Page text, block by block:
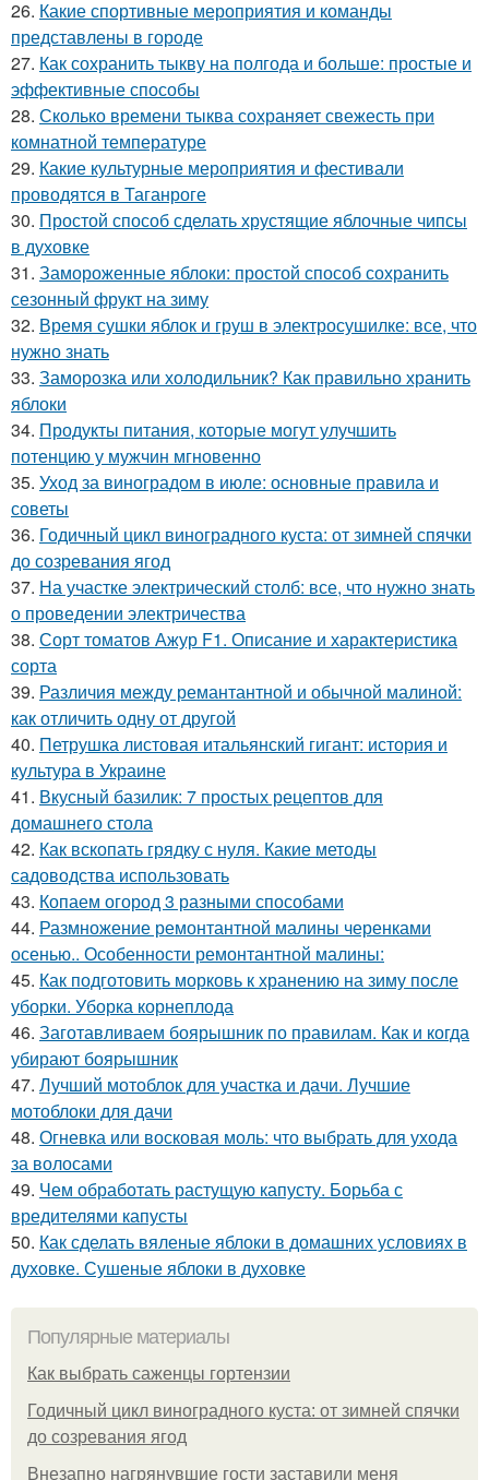
26. Какие спортивные мероприятия и команды
представлены в городе
27. Как сохранить тыкву на полгода и больше: простые и
эффективные способы
28. Сколько времени тыква сохраняет свежесть при
комнатной температуре
29. Какие культурные мероприятия и фестивали
проводятся в Таганроге
30. Простой способ сделать хрустящие яблочные чипсы
в духовке
31. Замороженные яблоки: простой способ сохранить
сезонный фрукт на зиму
32. Время сушки яблок и груш в электросушилке: все, что
нужно знать
33. Заморозка или холодильник? Как правильно хранить
яблоки
34. Продукты питания, которые могут улучшить
потенцию у мужчин мгновенно
35. Уход за виноградом в июле: основные правила и
советы
36. Годичный цикл виноградного куста: от зимней спячки
до созревания ягод
37. На участке электрический столб: все, что нужно знать
о проведении электричества
38. Сорт томатов Ажур F1. Описание и характеристика
сорта
39. Различия между ремантантной и обычной малиной:
как отличить одну от другой
40. Петрушка листовая итальянский гигант: история и
культура в Украине
41. Вкусный базилик: 7 простых рецептов для
домашнего стола
42. Как вскопать грядку с нуля. Какие методы
садоводства использовать
43. Копаем огород 3 разными способами
44. Размножение ремонтантной малины черенками
осенью.. Особенности ремонтантной малины:
45. Как подготовить морковь к хранению на зиму после
уборки. Уборка корнеплода
46. Заготавливаем боярышник по правилам. Как и когда
убирают боярышник
47. Лучший мотоблок для участка и дачи. Лучшие
мотоблоки для дачи
48. Огневка или восковая моль: что выбрать для ухода
за волосами
49. Чем обработать растущую капусту. Борьба с
вредителями капусты
50. Как сделать вяленые яблоки в домашних условиях в
духовке. Сушеные яблоки в духовке
Популярные материалы
Как выбрать саженцы гортензии
Годичный цикл виноградного куста: от зимней спячки
до созревания ягод
Внезапно нагрянувшие гости заставили меня